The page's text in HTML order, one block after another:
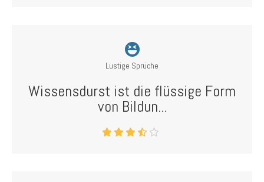
Lustige Sprüche
Wissensdurst ist die flüssige Form
von Bildun...